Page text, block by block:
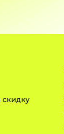
скидку